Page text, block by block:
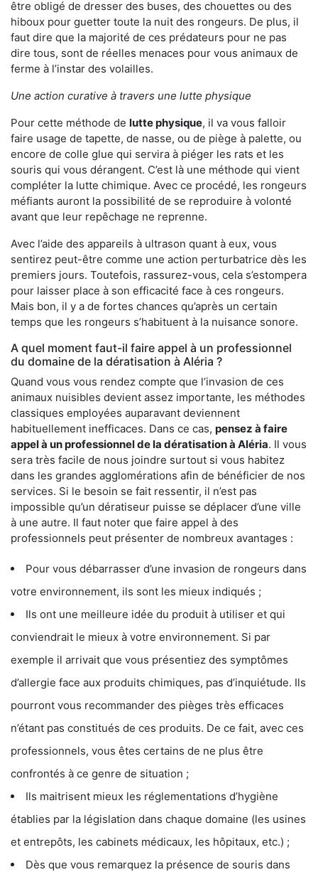
être obligé de dresser des buses, des chouettes ou des
hiboux pour guetter toute la nuit des rongeurs. De plus, il
faut dire que la majorité de ces prédateurs pour ne pas
dire tous, sont de réelles menaces pour vous animaux de
ferme à l’instar des volailles.
Une action curative à travers une lutte physique
Pour cette méthode de lutte physique, il va vous falloir
faire usage de tapette, de nasse, ou de piège à palette, ou
encore de colle glue qui servira à piéger les rats et les
souris qui vous dérangent. C’est là une méthode qui vient
compléter la lutte chimique. Avec ce procédé, les rongeurs
méfiants auront la possibilité de se reproduire à volonté
avant que leur repêchage ne reprenne.
Avec l’aide des appareils à ultrason quant à eux, vous
sentirez peut-être comme une action perturbatrice dès les
premiers jours. Toutefois, rassurez-vous, cela s’estompera
pour laisser place à son efficacité face à ces rongeurs.
Mais bon, il y a de fortes chances qu’après un certain
temps que les rongeurs s’habituent à la nuisance sonore.
A quel moment faut-il faire appel à un professionnel
du domaine de la dératisation à Aléria ?
Quand vous vous rendez compte que l’invasion de ces
animaux nuisibles devient assez importante, les méthodes
classiques employées auparavant deviennent
habituellement inefficaces. Dans ce cas, pensez à faire
appel à un professionnel de la dératisation à Aléria. Il vous
sera très facile de nous joindre surtout si vous habitez
dans les grandes agglomérations afin de bénéficier de nos
services. Si le besoin se fait ressentir, il n’est pas
impossible qu’un dératiseur puisse se déplacer d’une ville
à une autre. Il faut noter que faire appel à des
professionnels peut présenter de nombreux avantages :
Pour vous débarrasser d’une invasion de rongeurs dans
votre environnement, ils sont les mieux indiqués ;
Ils ont une meilleure idée du produit à utiliser et qui
conviendrait le mieux à votre environnement. Si par
exemple il arrivait que vous présentiez des symptômes
d’allergie face aux produits chimiques, pas d’inquiétude. Ils
pourront vous recommander des pièges très efficaces
n’étant pas constitués de ces produits. De ce fait, avec ces
professionnels, vous êtes certains de ne plus être
confrontés à ce genre de situation ;
Ils maitrisent mieux les réglementations d’hygiène
établies par la législation dans chaque domaine (les usines
et entrepôts, les cabinets médicaux, les hôpitaux, etc.) ;
Dès que vous remarquez la présence de souris dans